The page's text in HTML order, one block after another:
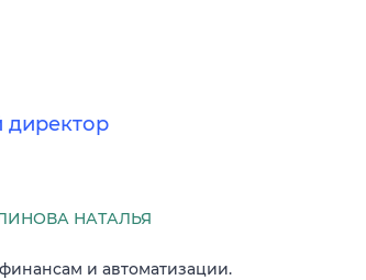
НАТАЛЬЯ
и автоматизации.